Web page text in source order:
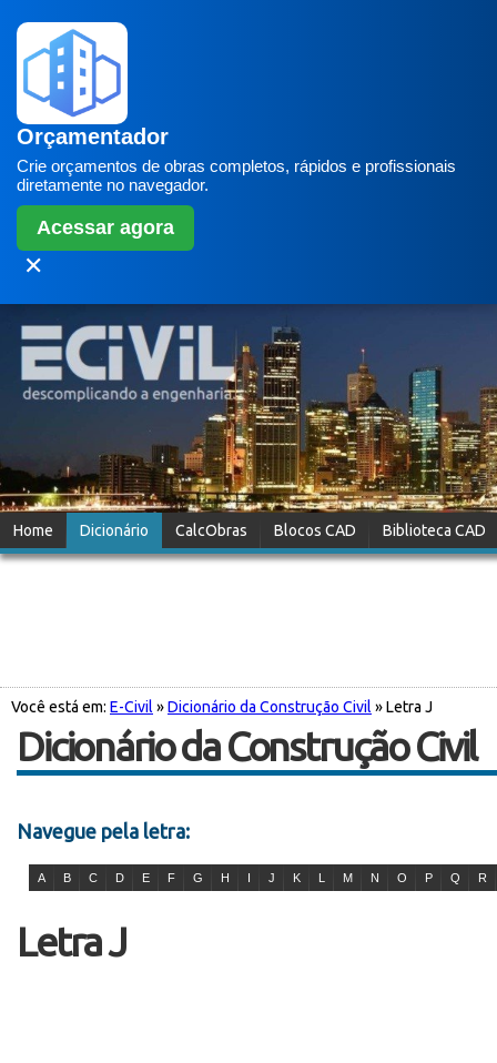
Orçamentador
Crie orçamentos de obras completos, rápidos e profissionais
diretamente no navegador.
Acessar agora
✕
Home Dicionário CalcObras Blocos CAD Biblioteca CAD
Você está em: E-Civil »Dicionário da Construção Civil » Letra J
Dicionário da Construção Civil
Navegue pela letra:
A B C D E F G H I J K L M N O P Q R
Letra J